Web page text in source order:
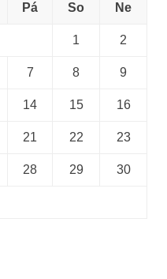
Pá So Ne
1 2
7 8 9
14 15 16
21 22 23
28 29 30